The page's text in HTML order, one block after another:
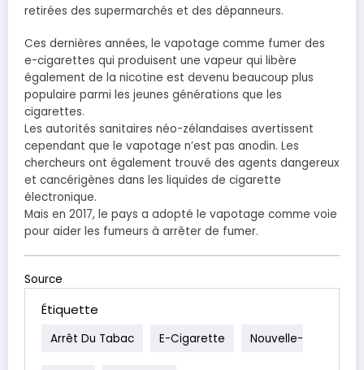
retirées des supermarchés et des dépanneurs.
Ces dernières années, le vapotage comme fumer des
e-cigarettes qui produisent une vapeur qui libère
également de la nicotine est devenu beaucoup plus
populaire parmi les jeunes générations que les
cigarettes.
Les autorités sanitaires néo-zélandaises avertissent
cependant que le vapotage n’est pas anodin. Les
chercheurs ont également trouvé des agents dangereux
et cancérigènes dans les liquides de cigarette
électronique.
Mais en 2017, le pays a adopté le vapotage comme voie
pour aider les fumeurs à arrêter de fumer.
Source
Étiquette
Arrêt Du Tabac E-Cigarette Nouvelle-